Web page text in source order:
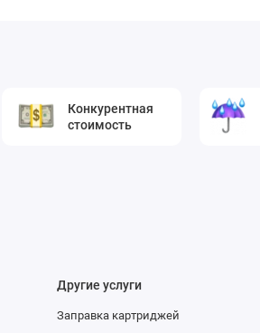
Конкурентная
стоимость
Другие услуги
Заправка картриджей